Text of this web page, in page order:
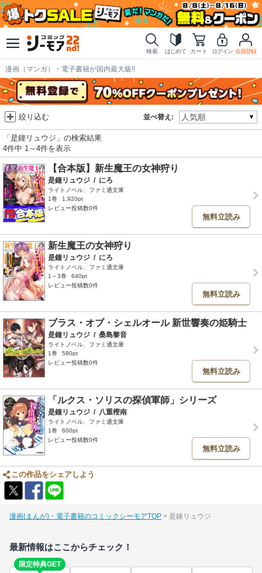
検索 はじめて カート ログイン 会員登録
漫画（マンガ）・電子書籍が国内最大級!!
並べ替え:
絞り込む
「是鐘リュウジ」の検索結果
4件中 1～4件を表示
【合本版】新生魔王の女神狩り
是鐘リュウジ / にろ
ライトノベル、ファミ通文庫
1巻
1,920pt
レビュー投稿数0件
無料立読み
新生魔王の女神狩り
是鐘リュウジ / にろ
ライトノベル、ファミ通文庫
1～3巻
640pt
レビュー投稿数0件
無料立読み
ブラス・オブ・シェルオール 新世響奏の姫騎士
是鐘リュウジ / 桑島黎音
ライトノベル、ファミ通文庫
1巻
580pt
レビュー投稿数0件
無料立読み
「ルクス・ソリスの探偵軍師」シリーズ
是鐘リュウジ / 八重樫南
ライトノベル、ファミ通文庫
1巻
600pt
レビュー投稿数0件
無料立読み
この作品をシェアしよう
漫画(まんが)・電子書籍のコミックシーモアTOP 是鐘リュウジ
最新情報はここからチェック！
限定特典GET